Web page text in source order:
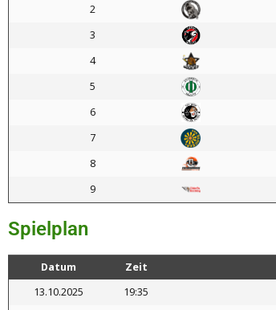
2
3
4
5
6
7
8
9
Spielplan
Datum Zeit
13.10.2025
19:35